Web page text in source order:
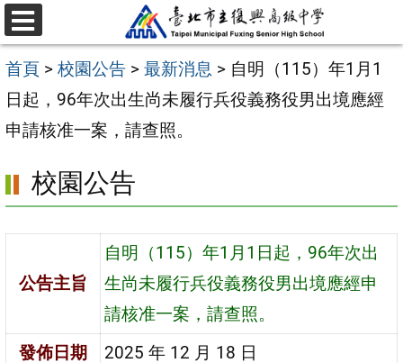
跳
至
主
要
內
區
選
單
首頁 > 校園公告 > 最新消息 > 自明（115）年1月1
日起，96年次出生尚未履行兵役義務役男出境應經
申請核准一案，請查照。
校園公告
公告主旨
自明（115）年1月1日起，96年次出
生尚未履行兵役義務役男出境應經申
請核准一案，請查照。
發佈日期
2025 年 12 月 18 日